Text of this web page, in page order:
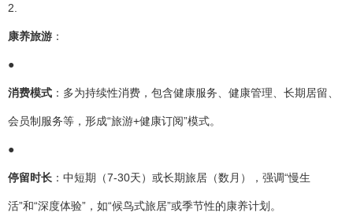
2.
康养旅游 ：
●
消费模式 ：多为持续性消费，包含健康服务、健康管理、长期居留、
会员制服务等，形成“旅游+健康订阅”模式。
●
停留时长 ：中短期（7-30天）或长期旅居（数月），强调“慢生
活”和“深度体验”，如“候鸟式旅居”或季节性的康养计划。